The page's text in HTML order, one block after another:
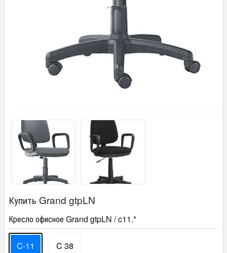
Купить Grand gtpLN
Кресло офисное Grand gtpLN / c11.*
C-11 C 38